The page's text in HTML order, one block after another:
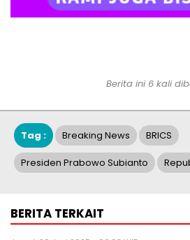
Berita ini 6 kali
Tag : Breaking News BRICS
Presiden Prabowo Subianto
BERITA TERKAIT